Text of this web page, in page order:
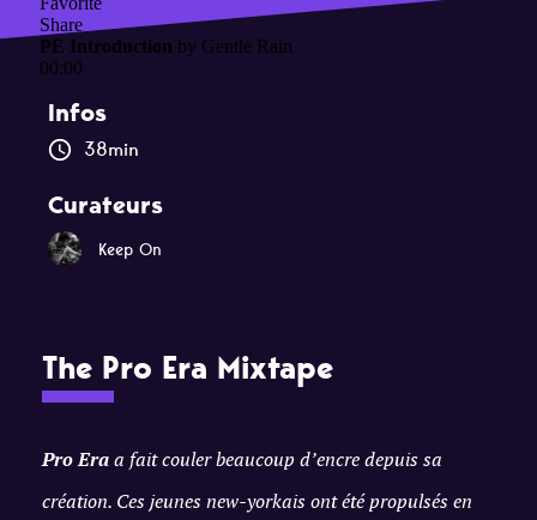
Infos
38min
Curateurs
Keep On
The Pro Era Mixtape
Pro Eraa fait couler beaucoup d’encre depuis sa
création. Ces jeunes new-yorkais ont été propulsés en